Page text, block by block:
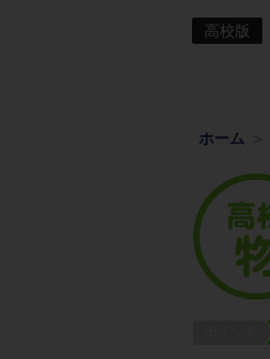
高校版
ホーム